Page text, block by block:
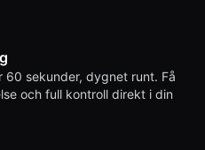
60 sekunder, dygnet runt. Få
och full kontroll direkt i din